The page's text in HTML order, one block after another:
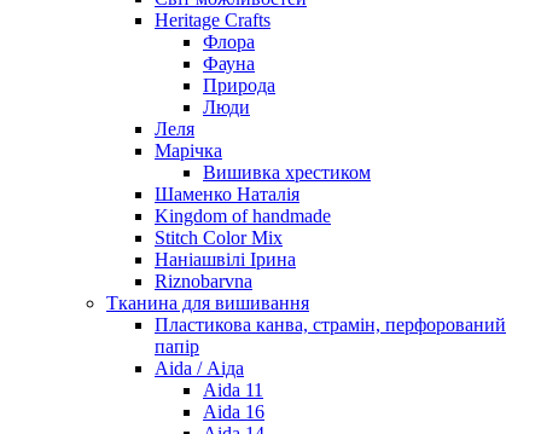
Heritage Crafts
Флора
Фауна
Природа
Люди
Леля
Марічка
Вишивка хрестиком
Шаменко Наталія
Kingdom of handmade
Stitch Color Mix
Наніашвілі Ірина
Riznobarvna
Тканина для вишивання
Пластикова канва, страмін, перфорований
папір
Aida / Аіда
Aida 11
Aida 16